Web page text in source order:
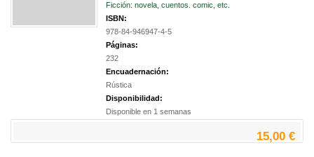
Ficción: novela, cuentos. comic, etc.
ISBN:
978-84-946947-4-5
Páginas:
232
Encuadernación:
Rústica
Disponibilidad:
Disponible en 1 semanas
15,00 €